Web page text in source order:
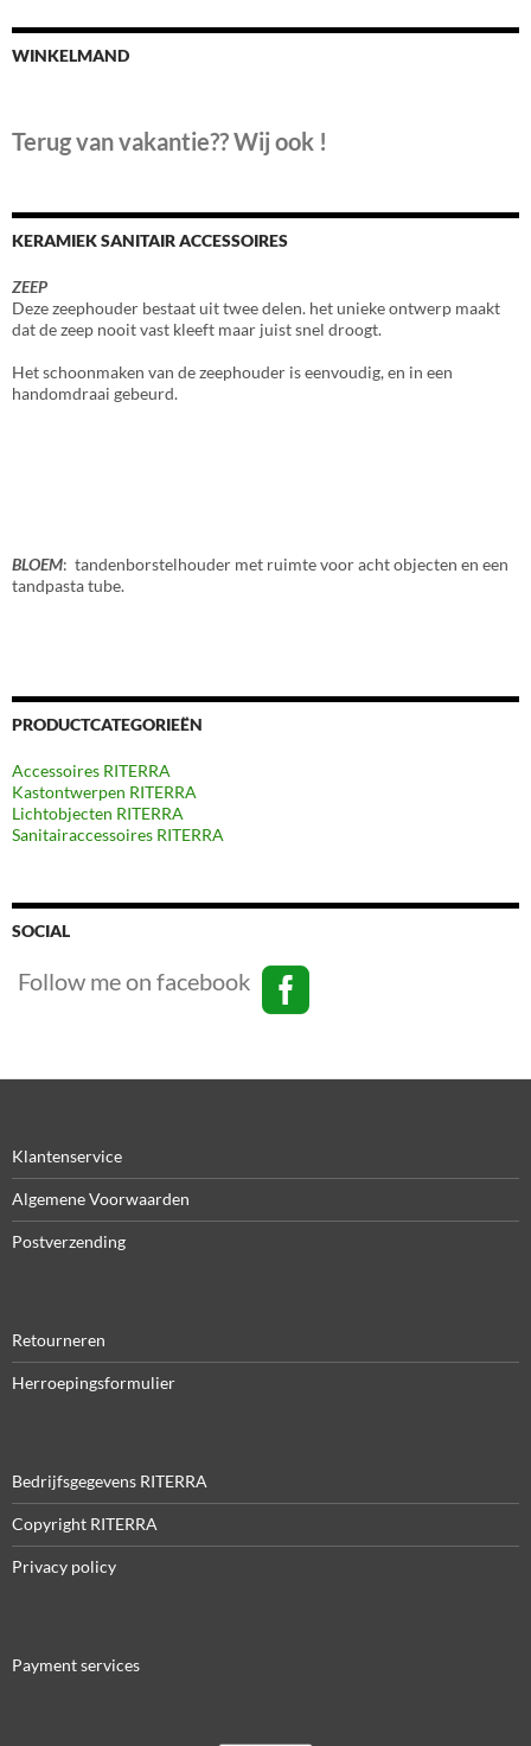
WINKELMAND
Terug van vakantie?? Wij ook !
KERAMIEK SANITAIR ACCESSOIRES
ZEEP
Deze zeephouder bestaat uit twee delen. het unieke ontwerp maakt
dat de zeep nooit vast kleeft maar juist snel droogt.
Het schoonmaken van de zeephouder is eenvoudig, en in een
handomdraai gebeurd.
BLOEM: tandenborstelhouder met ruimte voor acht objecten en een
tandpasta tube.
PRODUCTCATEGORIEËN
Accessoires RITERRA
Kastontwerpen RITERRA
Lichtobjecten RITERRA
Sanitairaccessoires RITERRA
SOCIAL
Follow me on facebook
Klantenservice
Algemene Voorwaarden
Postverzending
Retourneren
Herroepingsformulier
Bedrijfsgegevens RITERRA
Copyright RITERRA
Privacy policy
Payment services